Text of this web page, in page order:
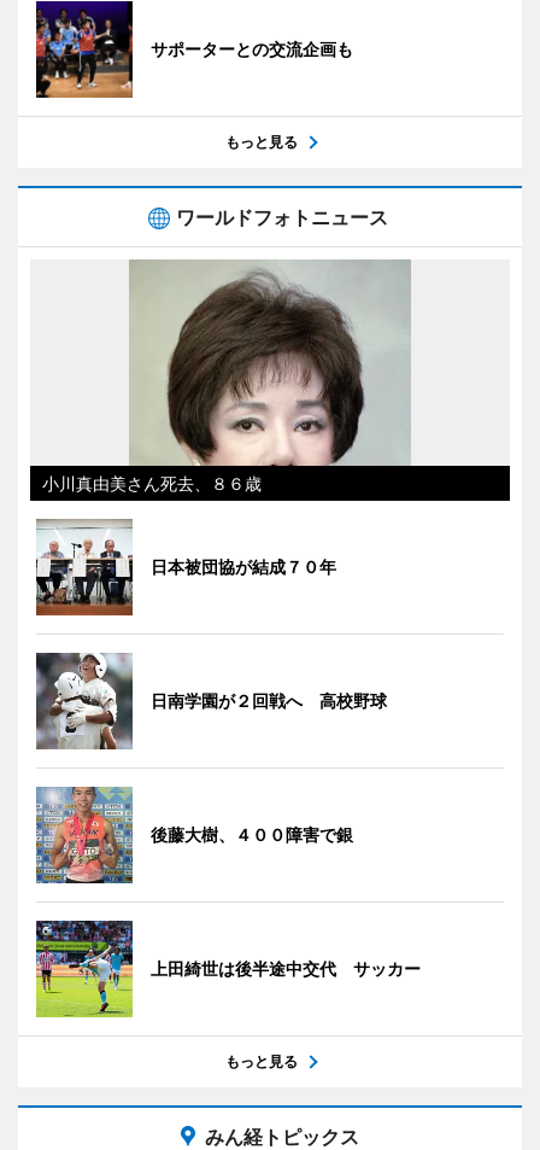
サポーターとの交流企画も
もっと見る
ワールドフォトニュース
小川真由美さん死去、８６歳
日本被団協が結成７０年
日南学園が２回戦へ 高校野球
後藤大樹、４００障害で銀
上田綺世は後半途中交代 サッカー
もっと見る
みん経トピックス